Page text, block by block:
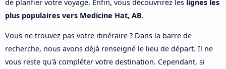
de planfier votre voyage. Enfin, vous découvrirez les lignes les
plus populaires vers Medicine Hat, AB.
Vous ne trouvez pas votre itinéraire ? Dans la barre de
recherche, nous avons déjà renseigné le lieu de départ. Il ne
vous reste qu'à compléter votre destination. Cependant, si